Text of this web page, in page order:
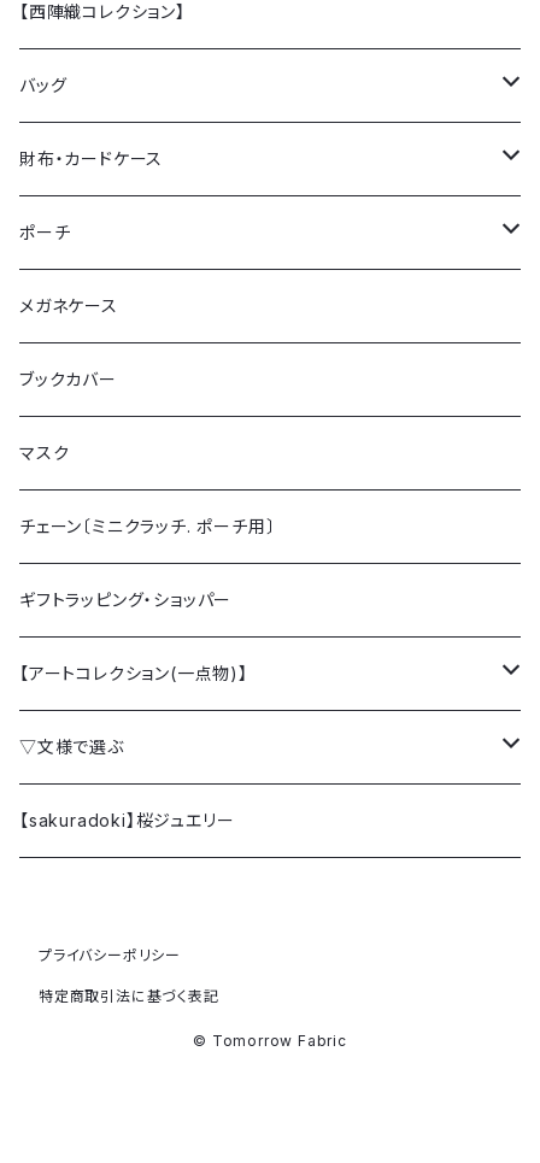
【西陣織コレクション】
バッグ
トートバッグ
ショルダーバッグ
ミニクラッチバッグ
財布・カードケース
ミニ財布 (カードケース)
チェーン付ミニ財布
がま口財布
ポーチ
ポーチL
ポーチS
メガネケース
ブックカバー
マスク
チェーン〔ミニクラッチ. ポーチ用〕
ギフトラッピング・ショッパー
【アートコレクション(一点物)】
クラッチバッグ
ミニクラッチバッグ
ファブリックパネル (額縁)
▽文様で選ぶ
桜 SAKURA
椿 TSUBAKI
【sakuradoki】桜ジュエリー
プライバシーポリシー
特定商取引法に基づく表記
© Tomorrow Fabric